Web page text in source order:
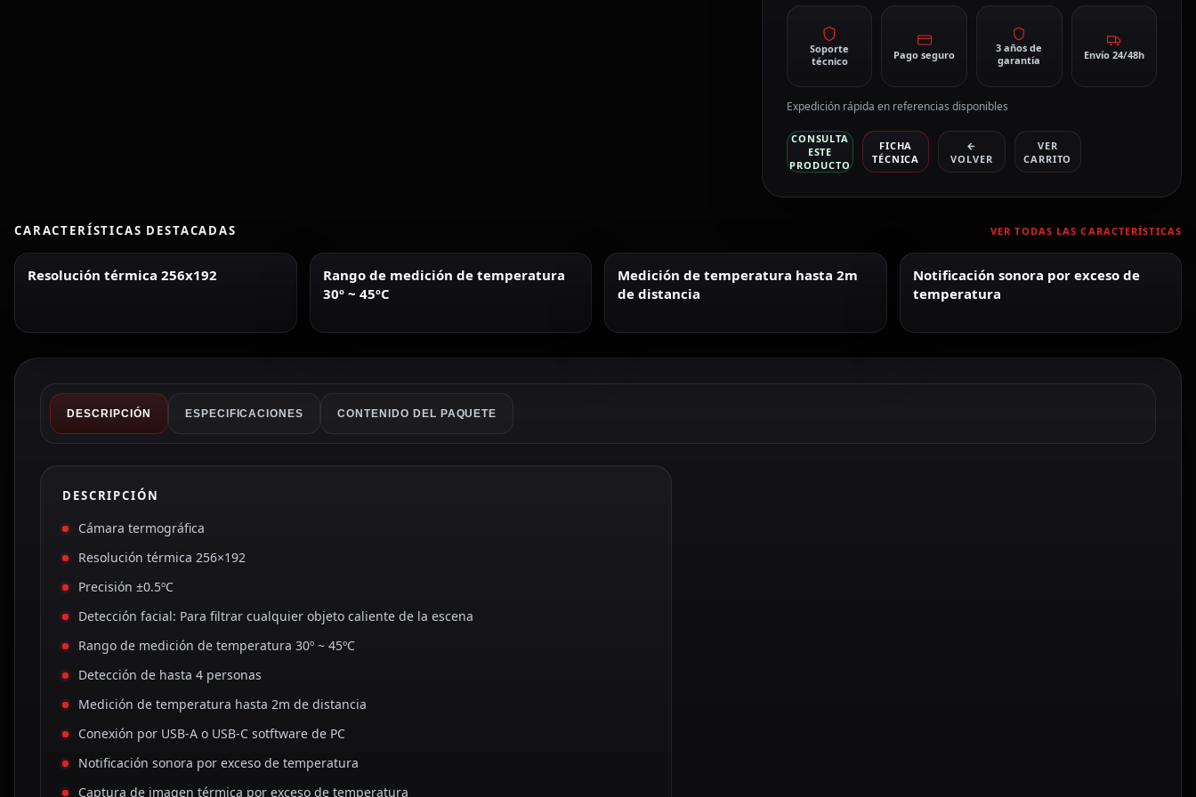
Soporte
técnico
Pago seguro
3 años de
garantía
Envío 24/48h
Expedición rápida en referencias disponibles
CONSULTA
ESTE
PRODUCTO
FICHA
TÉCNICA
←
VOLVER
VER
CARRITO
CARACTERÍSTICAS DESTACADAS VER TODAS LAS CARACTERÍSTICAS
Resolución térmica 256x192
Rango de medición de temperatura
30º ~ 45ºC
Medición de temperatura hasta 2m
de distancia
Notificación sonora por exceso de
temperatura
DESCRIPCIÓN ESPECIFICACIONES CONTENIDO DEL PAQUETE
DESCRIPCIÓN
Cámara termográfica
Resolución térmica 256×192
Precisión ±0.5ºC
Detección facial: Para filtrar cualquier objeto caliente de la escena
Rango de medición de temperatura 30º ~ 45ºC
Detección de hasta 4 personas
Medición de temperatura hasta 2m de distancia
Conexión por USB-A o USB-C sotftware de PC
Notificación sonora por exceso de temperatura
Captura de imagen térmica por exceso de temperatura